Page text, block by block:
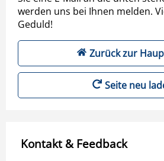
werden uns bei Ihnen melden.
Geduld!
Zurück zur
Seite neu
Kontakt & Feedback